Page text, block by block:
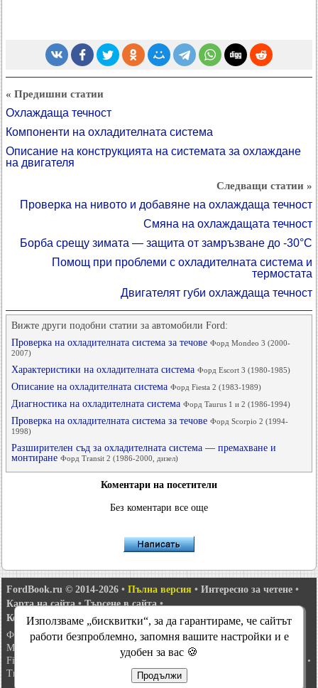
« Предишни статии
Охлаждаща течност
Компоненти на охладителната система
Описание на конструкцията на системата за охлаждане
на двигателя
Следващи статии »
Проверка на нивото и добавяне на охлаждаща течност
Смяна на охлаждащата течност
Борба срещу зимата — защита от замръзване до -30°C
Помощ при проблеми с охладителната система и
термостата
Двигателят губи охлаждаща течност
Вижте други подобни статии за автомобили Ford:
Проверка на охладителната система за течове Форд Mondeo 3 (2000-
2007)
Характеристики на охладителната система Форд Escort 3 (1980-1985)
Описание на охладителната система Форд Fiesta 2 (1983-1989)
Диагностика на охладителната система Форд Taurus 1 и 2 (1986-1994)
Проверка на охладителната система за течове Форд Scorpio 2 (1994-
1998)
Разширителен съд за охладителната система — премахване и
монтиране Форд Transit 2 (1986-2000, дизел)
Коментари на посетители
Без коментари все още
FordBook.ru © 2014-2026 • Пълна версия • Интересно за четене •
Карта на сайта•Търсене в сайта•
Комуникация с администрацията
Фокус 1•Фокус Турнир 1•Фокус 2•Mondeo 1•Mondeo 1 и 2•
Mondeo 2
Mondeo 4• Escort 3•
Fiesta 2
Taurus 1 и 2
•
Transit 2
Използваме „бисквитки“, за да гарантираме, че сайтът
работи безпроблемно, запомня вашите настройки и е
удобен за вас 🍪
Продължи